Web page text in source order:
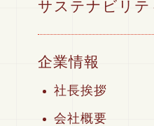
サステナビリテ
企業情報
社長挨拶
会社概要